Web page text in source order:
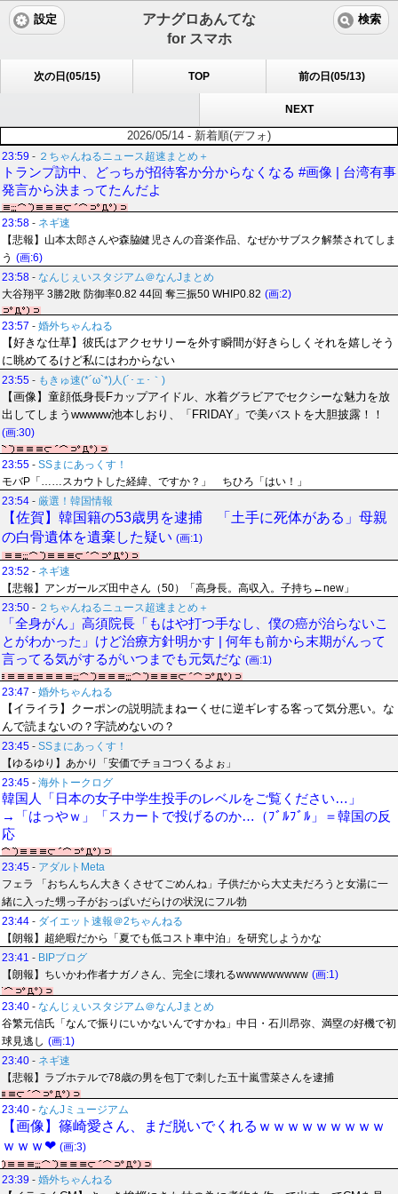
アナグロあんてな
for スマホ
設定 検索
次の日(05/15) TOP 前の日(05/13)
NEXT
2026/05/14 - 新着順(デフォ)
23:59 - ２ちゃんねるニュース超速まとめ＋
トランプ訪中、どっちが招待客か分からなくなる #画像 | 台湾有事
発言から決まってたんだよ
23:58 - ネギ速
【悲報】山本太郎さんや森脇健児さんの音楽作品、なぜかサブスク解禁されてしま
う (画:6)
23:58 - なんじぇいスタジアム＠なんJまとめ
大谷翔平 3勝2敗 防御率0.82 44回 奪三振50 WHIP0.82 (画:2)
23:57 - 婚外ちゃんねる
【好きな仕草】彼氏はアクセサリーを外す瞬間が好きらしくそれを嬉しそう
に眺めてるけど私にはわからない
23:55 - もきゅ速(*´ω`*)人(´･ェ･｀)
【画像】童顔低身長Fカップアイドル、水着グラビアでセクシーな魅力を放
出してしまうwwwww池本しおり、「FRIDAY」で美バストを大胆披露！！
(画:30)
23:55 - SSまにあっくす！
モバP「……スカウトした経緯、ですか？」 ちひろ「はい！」
23:54 - 厳選！韓国情報
【佐賀】韓国籍の53歳男を逮捕 「土手に死体がある」母親
の白骨遺体を遺棄した疑い (画:1)
23:52 - ネギ速
【悲報】アンガールズ田中さん（50）「高身長。高収入。子持ち←new」
23:50 - ２ちゃんねるニュース超速まとめ＋
「全身がん」高須院長「もはや打つ手なし、僕の癌が治らないこ
とがわかった」けど治療方針明かす | 何年も前から末期がんって
言ってる気がするがいつまでも元気だな (画:1)
23:47 - 婚外ちゃんねる
【イライラ】クーポンの説明読まねーくせに逆ギレする客って気分悪い。な
んで読まないの？字読めないの？
23:45 - SSまにあっくす！
【ゆるゆり】あかり「安価でチョコつくるよぉ」
23:45 - 海外トークログ
韓国人「日本の女子中学生投手のレベルをご覧ください…」
→「はっやｗ」「スカートで投げるのか…（ﾌﾞﾙﾌﾞﾙ」＝韓国の反
応
23:45 - アダルトMeta
フェラ 「おちんちん大きくさせてごめんね」子供だから大丈夫だろうと女湯に一
緒に入った甥っ子がおっぱいだらけの状況にフル勃
23:44 - ダイエット速報＠2ちゃんねる
【朗報】超絶暇だから「夏でも低コスト車中泊」を研究しようかな
23:41 - BIPブログ
【朗報】ちいかわ作者ナガノさん、完全に壊れるwwwwwwwww (画:1)
23:40 - なんじぇいスタジアム＠なんJまとめ
谷繁元信氏「なんで振りにいかないんですかね」中日・石川昂弥、満塁の好機で初
球見逃し (画:1)
23:40 - ネギ速
【悲報】ラブホテルで78歳の男を包丁で刺した五十嵐雪菜さんを逮捕
23:40 - なんJミュージアム
【画像】篠崎愛さん、まだ脱いでくれるｗｗｗｗｗｗｗｗｗ
ｗｗｗ❤ (画:3)
23:39 - 婚外ちゃんねる